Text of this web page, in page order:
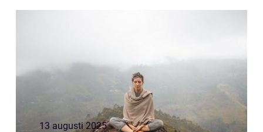
krea...
13 augusti 2025